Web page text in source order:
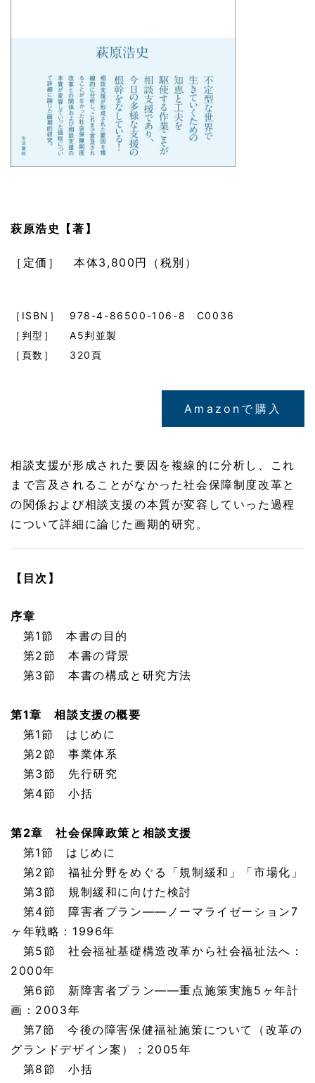
萩原浩史【著】
［定価］ 本体3,800円（税別）
［ISBN］
978-4-86500-106-8 C0036
［判型］
A5判並製
［頁数］
320頁
Amazonで購入
相談支援が形成された要因を複線的に分析し、これ
まで言及されることがなかった社会保障制度改革と
の関係および相談支援の本質が変容していった過程
について詳細に論じた画期的研究。
【目次】
序章
第1節 本書の目的
第2節 本書の背景
第3節 本書の構成と研究方法
第1章 相談支援の概要
第1節 はじめに
第2節 事業体系
第3節 先行研究
第4節 小括
第2章 社会保障政策と相談支援
第1節 はじめに
第2節 福祉分野をめぐる「規制緩和」「市場化」
第3節 規制緩和に向けた検討
第4節 障害者プラン——ノーマライゼーション7
ヶ年戦略：1996年
第5節 社会福祉基礎構造改革から社会福祉法へ：
2000年
第6節 新障害者プラン——重点施策実施5ヶ年計
画：2003年
第7節 今後の障害保健福祉施策について（改革の
グランドデザイン案）：2005年
第8節 小括